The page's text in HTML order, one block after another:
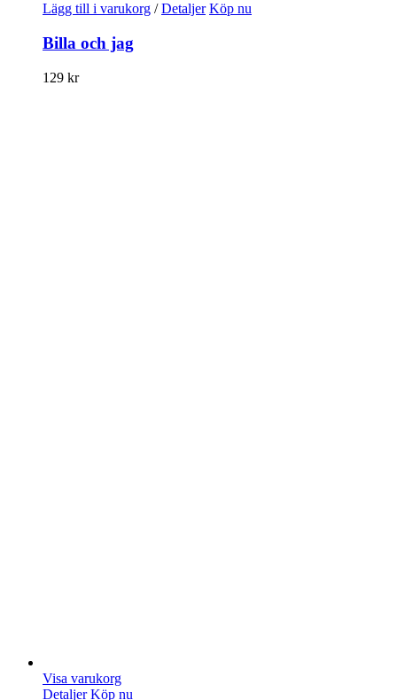
Lägg till i varukorg / Detaljer Köp nu
Billa och jag
129 kr
Visa varukorg
Detaljer Köp nu